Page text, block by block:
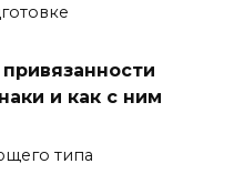
и как с ним
типа